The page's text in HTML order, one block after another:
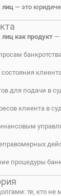
лиц — это
как продукт —
для подачи в
клиента в
процедуры
те, кто